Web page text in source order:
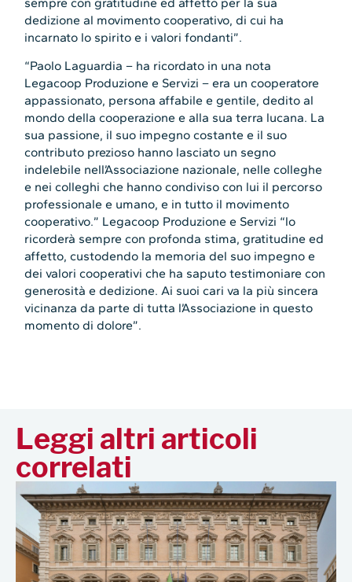
dedizione al movimento cooperativo, di cui ha
incarnato lo spirito e i valori fondanti”.
“Paolo Laguardia – ha ricordato in una nota
Legacoop Produzione e Servizi – era un cooperatore
appassionato, persona affabile e gentile, dedito al
mondo della cooperazione e alla sua terra lucana. La
sua passione, il suo impegno costante e il suo
contributo prezioso hanno lasciato un segno
indelebile nell’Associazione nazionale, nelle colleghe
e nei colleghi che hanno condiviso con lui il percorso
professionale e umano, e in tutto il movimento
cooperativo.” Legacoop Produzione e Servizi “lo
ricorderà sempre con profonda stima, gratitudine ed
affetto, custodendo la memoria del suo impegno e
dei valori cooperativi che ha saputo testimoniare con
generosità e dedizione. Ai suoi cari va la più sincera
vicinanza da parte di tutta l’Associazione in questo
momento di dolore”.
Leggi altri articoli
correlati